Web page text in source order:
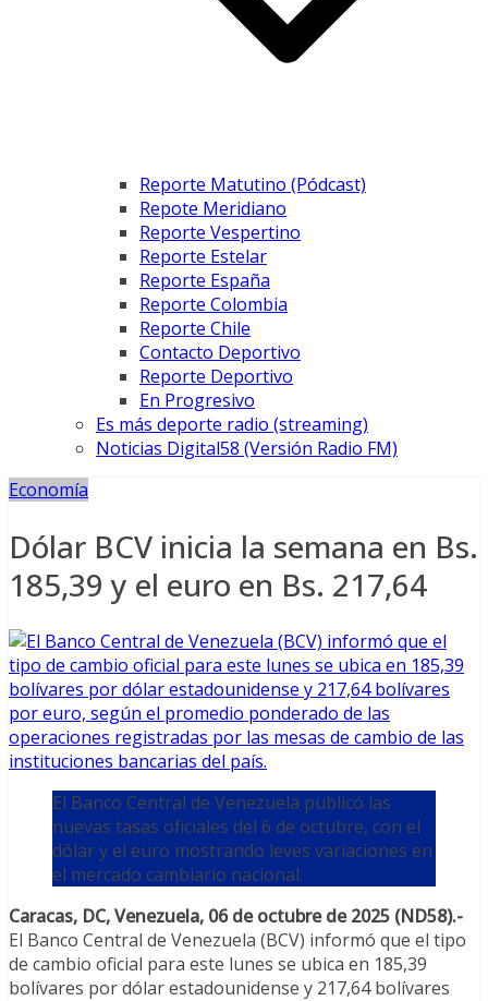
Reporte Matutino (Pódcast)
Repote Meridiano
Reporte Vespertino
Reporte Estelar
Reporte España
Reporte Colombia
Reporte Chile
Contacto Deportivo
Reporte Deportivo
En Progresivo
Es más deporte radio (streaming)
Noticias Digital58 (Versión Radio FM)
Economía
Dólar BCV inicia la semana en Bs.
185,39 y el euro en Bs. 217,64
El Banco Central de Venezuela publicó las
nuevas tasas oficiales del 6 de octubre, con el
dólar y el euro mostrando leves variaciones en
el mercado cambiario nacional.
Caracas, DC, Venezuela, 06 de octubre de 2025 (ND58).-
El Banco Central de Venezuela (BCV) informó que el tipo
de cambio oficial para este lunes se ubica en 185,39
bolívares por dólar estadounidense y 217,64 bolívares